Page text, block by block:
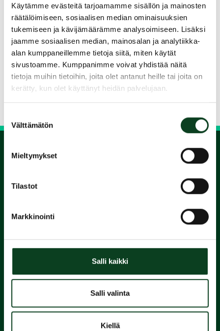
Käytämme evästeitä tarjoamamme sisällön ja mainosten
räätälöimiseen, sosiaalisen median ominaisuuksien
tukemiseen ja kävijämäärämme analysoimiseen. Lisäksi
jaamme sosiaalisen median, mainosalan ja analytiikka-
alan kumppaneillemme tietoja siitä, miten käytät
sivustoamme. Kumppanimme voivat yhdistää näitä
tietoja muihin tietoihin, joita olet antanut heille tai joita on
kerätty, kun olet käyttänyt heidän palvelujaan.
valinta
Välttämätön
Mieltymykset
Tilastot
Markkinointi
Salli kaikki
Salli valinta
Kiellä
Kurssin käyneille alennettuun hintaan
pelikausimaksu vuodelle 2024.
Tarkemmat tiedot ja ajankohdat näet
nettisivuiltamme.
Jaa kurssi kaverille
Siirry takaisin hakuun
alkeiskurssi
2.
Suorita